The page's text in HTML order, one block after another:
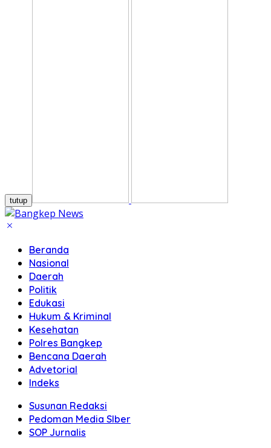
tutup
Beranda
Nasional
Daerah
Politik
Edukasi
Hukum & Kriminal
Kesehatan
Polres Bangkep
Bencana Daerah
Advetorial
Indeks
Susunan Redaksi
Pedoman Media SIber
SOP Jurnalis